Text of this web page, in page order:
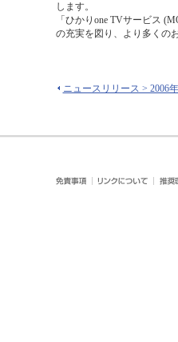
します。
「ひかりone TVサービス
の充実を図り、より多くの
ニュースリリース > 2006年